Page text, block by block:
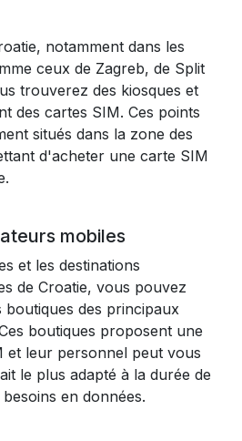
notamment dans les
ceux de Zagreb, de Split
trouverez des kiosques et
des cartes SIM. Ces points
situés dans la zone des
d'acheter une carte SIM
mobiles
et les destinations
de Croatie, vous pouvez
des principaux
boutiques proposent une
et leur personnel peut vous
le plus adapté à la durée de
en données.